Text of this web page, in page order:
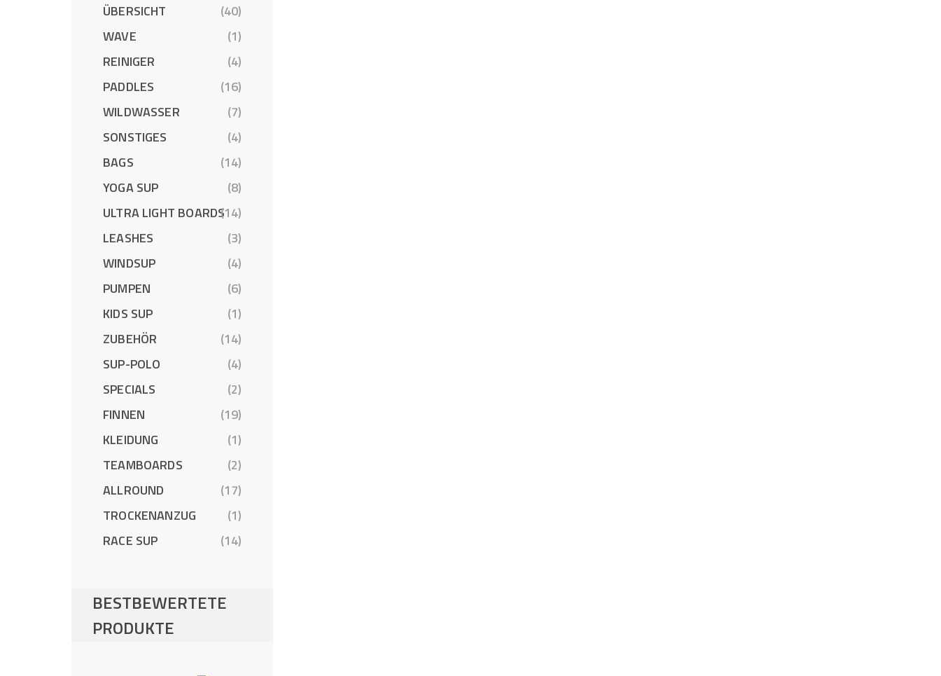
ÜBERSICHT
(40)
WAVE
(1)
REINIGER
(4)
PADDLES
(16)
WILDWASSER
(7)
SONSTIGES
(4)
BAGS
(14)
YOGA SUP
(8)
ULTRA LIGHT BOARDS(14)
LEASHES
(3)
WINDSUP
(4)
PUMPEN
(6)
KIDS SUP
(1)
ZUBEHÖR
(14)
SUP-POLO
(4)
SPECIALS
(2)
FINNEN
(19)
KLEIDUNG
(1)
TEAMBOARDS
(2)
ALLROUND
(17)
TROCKENANZUG
(1)
RACE SUP
(14)
BESTBEWERTETE
PRODUKTE